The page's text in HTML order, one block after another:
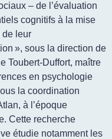
– de l’évaluation
cognitifs à la mise
leur
», sous la direction de
Toubert-Duffort, maître
en psychologie
la coordination
à l’époque
Cette recherche
étudie notamment les